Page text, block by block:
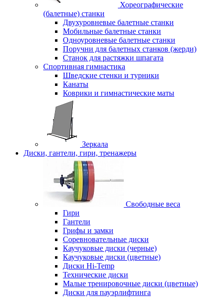
Хореографические
(балетные) станки
Двухуровневые балетные станки
Мобильные балетные станки
Одноуровневые балетные станки
Поручни для балетных станков (жерди)
Станок для растяжки шпагата
Спортивная гимнастика
Шведские стенки и турники
Канаты
Коврики и гимнастические маты
Зеркала
Диски, гантели, гири, тренажеры
Свободные веса
Гири
Гантели
Грифы и замки
Соревновательные диски
Каучуковые диски (черные)
Каучуковые диски (цветные)
Диски Hi-Temp
Технические диски
Малые тренировочные диски (цветные)
Диски для пауэрлифтинга